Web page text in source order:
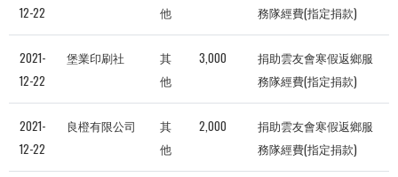
12-22
他
務隊經費(指定捐款)
2021-
12-22
堡業印刷社
其
他
3,000
捐助雲友會寒假返鄉服
務隊經費(指定捐款)
2021-
12-22
良橙有限公司
其
他
2,000
捐助雲友會寒假返鄉服
務隊經費(指定捐款)